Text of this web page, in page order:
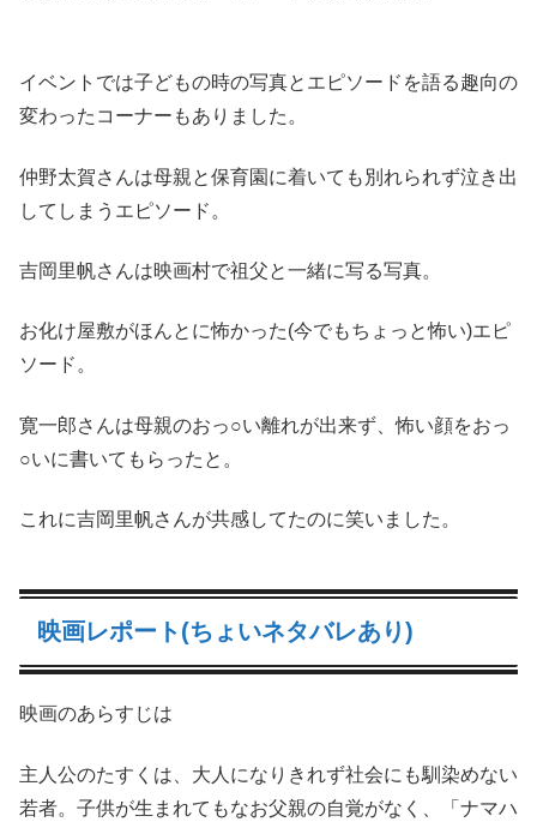
イベントでは子どもの時の写真とエピソードを語る趣向の
変わったコーナーもありました。
仲野太賀さんは母親と保育園に着いても別れられず泣き出
してしまうエピソード。
吉岡里帆さんは映画村で祖父と一緒に写る写真。
お化け屋敷がほんとに怖かった(今でもちょっと怖い)エピ
ソード。
寛一郎さんは母親のおっ○い離れが出来ず、怖い顔をおっ
○いに書いてもらったと。
これに吉岡里帆さんが共感してたのに笑いました。
映画レポート(ちょいネタバレあり)
映画のあらすじは
主人公のたすくは、大人になりきれず社会にも馴染めない
若者。子供が生まれてもなお父親の自覚がなく、「ナマハ